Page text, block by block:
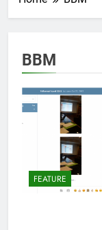
BBM
FEATURE